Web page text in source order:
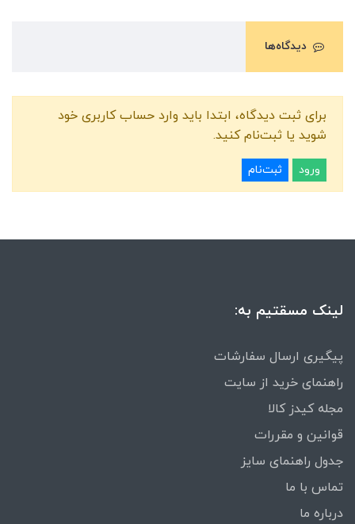
دیدگاه‌ها
برای ثبت دیدگاه، ابتدا باید وارد حساب کاربری خود
شوید یا ثبت‌نام کنید.
ورود ثبت‌نام
لینک مسقتیم به:
پیگیری ارسال سفارشات
راهنمای خرید از سایت
مجله کیدز کالا
قوانین و مقررات
جدول راهنمای سایز
تماس با ما
درباره ما